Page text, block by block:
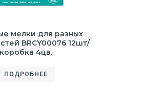
мелки для разных
BRCY00076 12шт/
коробка 4цв.
ПОДРОБНЕЕ